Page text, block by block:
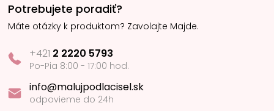
Potrebujete poradiť?
Máte otázky k produktom? Zavolajte Majde.
+421 2 2220 5793
Po-Pia 8:00 - 17:00 hod.
info@malujpodlacisel.sk
odpovieme do 24h